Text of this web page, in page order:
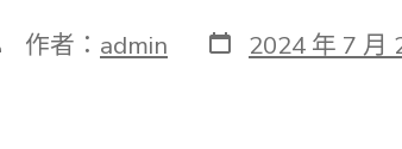
作者： admin 發
表
2024 年 7 月